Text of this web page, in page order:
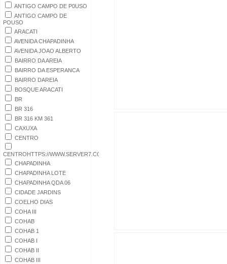
ANTIGO CAMPO DE P0USO
ANTIGO CAMPO DE
POUSO
ARACATI
AVENIDA CHAPADINHA
AVENIDA JOAO ALBERTO
BAIRRO DA AREIA
BAIRRO DA ESPERANCA
BAIRRO DAREIA
BOSQUE ARACATI
BR
BR 316
BR 316 KM 361
CAXUXA
CENTRO
CENTROHTTPS://WWW.SERVER7.COM.BR/NOVO4P5C0SMLCYMWRHXQNAODUJ3
CHAPADINHA
CHAPADINHA LOTE
CHAPADINHA QDA 06
CIDADE JARDINS
COELHO DIAS
COHA III
COHAB
COHAB 1
COHAB I
COHAB II
COHAB III